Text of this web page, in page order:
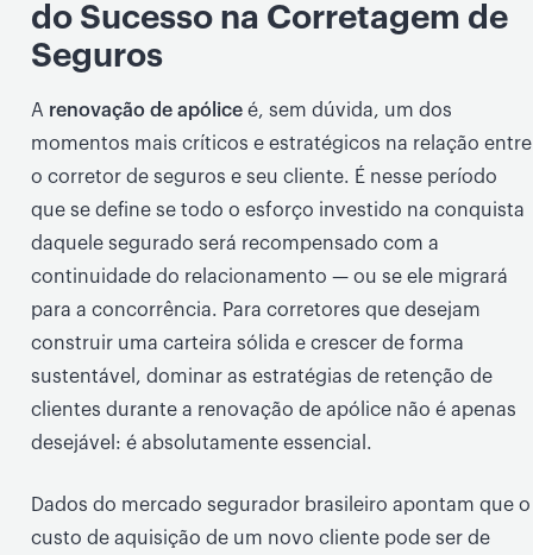
do Sucesso na Corretagem de
Seguros
A renovação de apólice é, sem dúvida, um dos
momentos mais críticos e estratégicos na relação entre
o corretor de seguros e seu cliente. É nesse período
que se define se todo o esforço investido na conquista
daquele segurado será recompensado com a
continuidade do relacionamento — ou se ele migrará
para a concorrência. Para corretores que desejam
construir uma carteira sólida e crescer de forma
sustentável, dominar as estratégias de retenção de
clientes durante a renovação de apólice não é apenas
desejável: é absolutamente essencial.
Dados do mercado segurador brasileiro apontam que o
custo de aquisição de um novo cliente pode ser de